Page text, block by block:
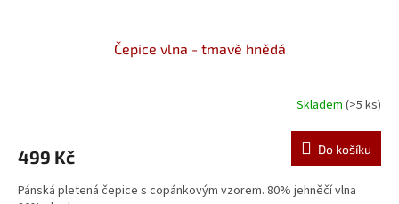
Čepice vlna - tmavě hnědá
Skladem (>5 ks)
499 Kč Do košíku
Pánská pletená čepice s copánkovým vzorem. 80% jehněčí vlna